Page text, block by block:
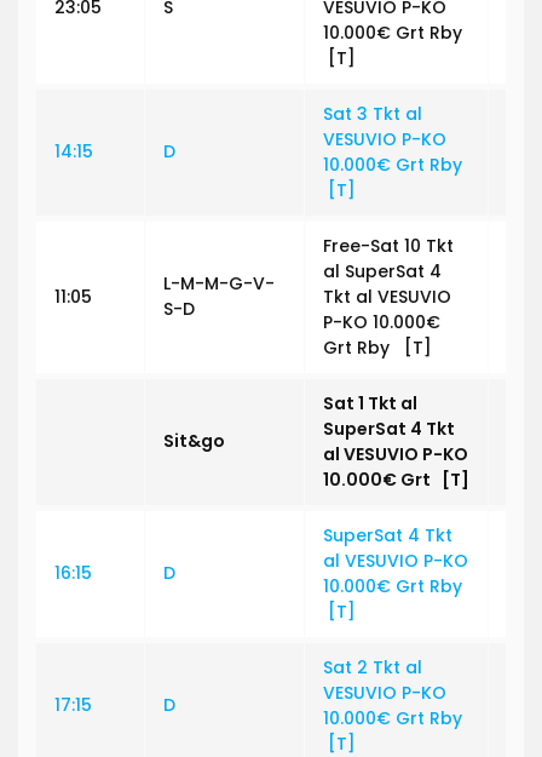
23:05 S
VESUVIO P-KO
10.000€ Grt Rby
[T]
14:15 D
Sat 3 Tkt al
VESUVIO P-KO
10.000€ Grt Rby
[T]
11:05
L-M-M-G-V-
S-D
Free-Sat 10 Tkt
al SuperSat 4
Tkt al VESUVIO
P-KO 10.000€
Grt Rby [T]
Sit&go
Sat 1 Tkt al
SuperSat 4 Tkt
al VESUVIO P-KO
10.000€ Grt [T]
16:15 D
SuperSat 4 Tkt
al VESUVIO P-KO
10.000€ Grt Rby
[T]
17:15 D
Sat 2 Tkt al
VESUVIO P-KO
10.000€ Grt Rby
[T]